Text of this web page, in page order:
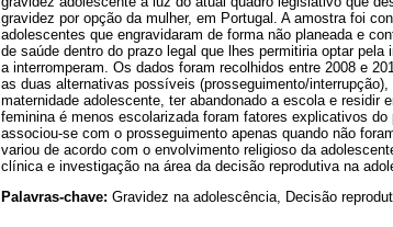
gravidez por opção da mulher, em Portugal. A amostra foi
adolescentes que engravidaram de forma não planeada e
de saúde dentro do prazo legal que lhes permitiria optar
a interromperam. Os dados foram recolhidos entre 2008 e
as duas alternativas possíveis (prosseguimento/
maternidade adolescente, ter abandonado a escola e residir
feminina é menos escolarizada foram fatores explicativos
associou-se com o prosseguimento apenas quando não
variou de acordo com o envolvimento religioso da
clínica e investigação na área da decisão reprodutiva na
Palavras-chave: Gravidez na adolescência, Decisão